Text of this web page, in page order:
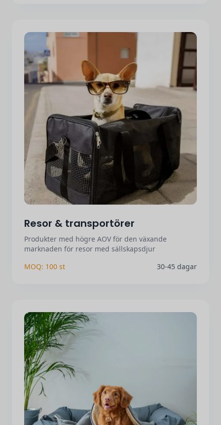
Resor & transportörer
Produkter med högre AOV för den växande
marknaden för resor med sällskapsdjur
MOQ: 100 st
30-45 dagar